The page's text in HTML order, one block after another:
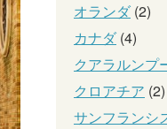
オランダ(2)
カナダ(4)
クアラルンプ
クロアチア (2)
サンフランシ